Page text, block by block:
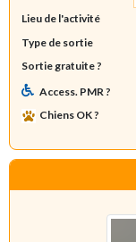
Lieu de l'activité
Type de sortie
Sortie gratuite ?
Access. PMR ?
Chiens OK ?